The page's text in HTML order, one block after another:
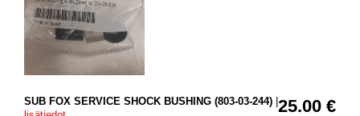
25.00 €
SUB FOX SERVICE SHOCK BUSHING (803-03-244) |